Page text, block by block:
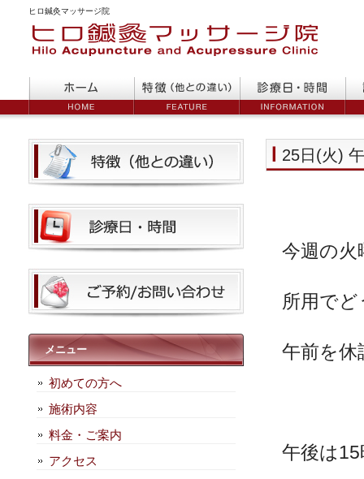
ヒロ鍼灸マッサージ院
25日(火)
今週の火
所用で
午前を
午後は
メニュー
初めての方へ
施術内容
料金・ご案内
アクセス